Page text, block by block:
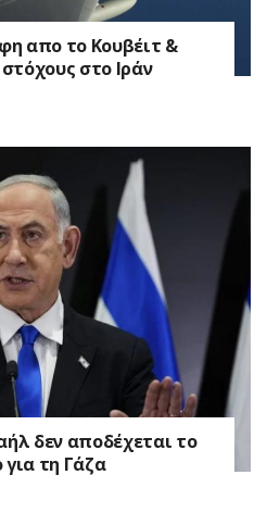
απο το Κουβέιτ &
στο Ιράν
δεν αποδέχεται το
για τη Γάζα